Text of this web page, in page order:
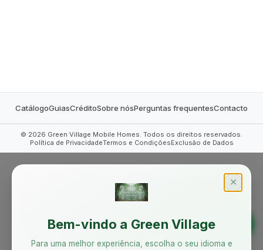
CatálogoGuiasCréditoSobre nósPerguntas frequentesContacto
© 2026 Green Village Mobile Homes. Todos os direitos reservados.
Política de PrivacidadeTermos e CondiçõesExclusão de Dados
✕
Bem-vindo a Green Village
Para uma melhor experiência, escolha o seu idioma e